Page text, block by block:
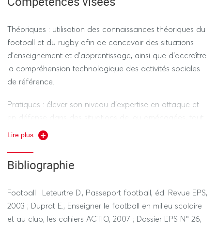
PRATIQUE 50%
THEORIE 50%
mn
REGIME STANDARD / DEROGATOIRE
PRATIQUE 50%
THEORIE 50%
Théoriques : utilisation des connaissances théoriques du
football et du rugby afin de concevoir des situations
d’enseignement et d’apprentissage, ainsi que d’accroître
la compréhension technologique des activités sociales
de référence.
Pratiques : élever son niveau d’expertise en attaque et
en maîtrisant ses émotions. Ajuster ses coordinations
motrices à différentes configurations de jeu.
Lire plus
Bibliographie
Football : Leteurtre D., Passeport football, éd. Revue EPS,
2003 ; Duprat E., Enseigner le football en milieu scolaire
et au club, les cahiers ACTIO, 2007 ; Dossier EPS N° 26,